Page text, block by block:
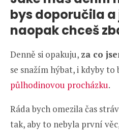
bys doporučila
naopak chceš
Denně si opakuju, za co
se snažím hýbat, i kdyby
půlhodinovou procházku.
Ráda bych omezila čas
tak, aby to nebyla první